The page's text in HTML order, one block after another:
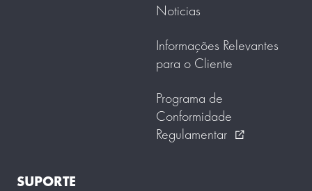
Noticias
Informações Relevantes
para o Cliente
Programa de
Conformidade
Regulamentar
external_link
SUPORTE